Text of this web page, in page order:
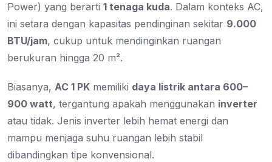
Power) yang berarti 1 tenaga kuda. Dalam konteks AC,
ini setara dengan kapasitas pendinginan sekitar 9.000
BTU/jam, cukup untuk mendinginkan ruangan
berukuran hingga 20 m².
Biasanya, AC 1 PK memiliki daya listrik antara 600–
900 watt, tergantung apakah menggunakan inverter
atau tidak. Jenis inverter lebih hemat energi dan
mampu menjaga suhu ruangan lebih stabil
dibandingkan tipe konvensional.